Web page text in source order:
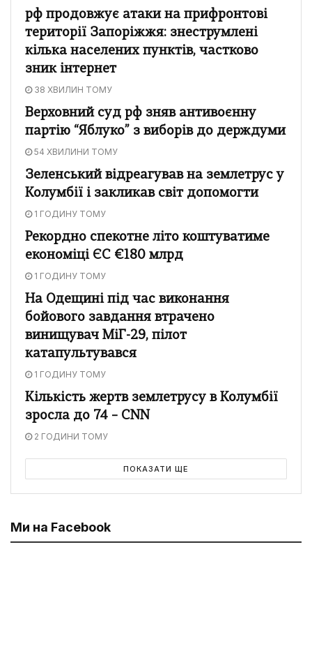
рф продовжує атаки на прифронтові
території Запоріжжя: знеструмлені
кілька населених пунктів, частково
зник інтернет
38 ХВИЛИН ТОМУ
Верховний суд рф зняв антивоєнну
партію “Яблуко” з виборів до держдуми
54 ХВИЛИНИ ТОМУ
Зеленський відреагував на землетрус у
Колумбії і закликав світ допомогти
1 ГОДИНУ ТОМУ
Рекордно спекотне літо коштуватиме
економіці ЄС €180 млрд
1 ГОДИНУ ТОМУ
На Одещині під час виконання
бойового завдання втрачено
винищувач МіГ-29, пілот
катапультувався
1 ГОДИНУ ТОМУ
Кількість жертв землетрусу в Колумбії
зросла до 74 – CNN
2 ГОДИНИ ТОМУ
ПОКАЗАТИ ЩЕ
Ми на Facebook